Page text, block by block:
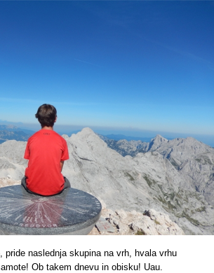
pride naslednja skupina na vrh, hvala vrhu
Ob takem dnevu in obisku! Uau.